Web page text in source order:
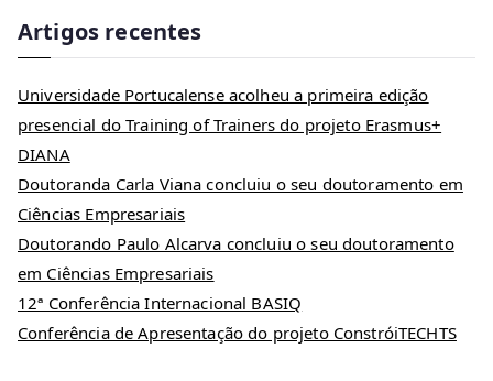
Artigos recentes
Universidade Portucalense acolheu a primeira edição
presencial do Training of Trainers do projeto Erasmus+
DIANA
Doutoranda Carla Viana concluiu o seu doutoramento em
Ciências Empresariais
Doutorando Paulo Alcarva concluiu o seu doutoramento
em Ciências Empresariais
12ª Conferência Internacional BASIQ
Conferência de Apresentação do projeto ConstróiTECHTS